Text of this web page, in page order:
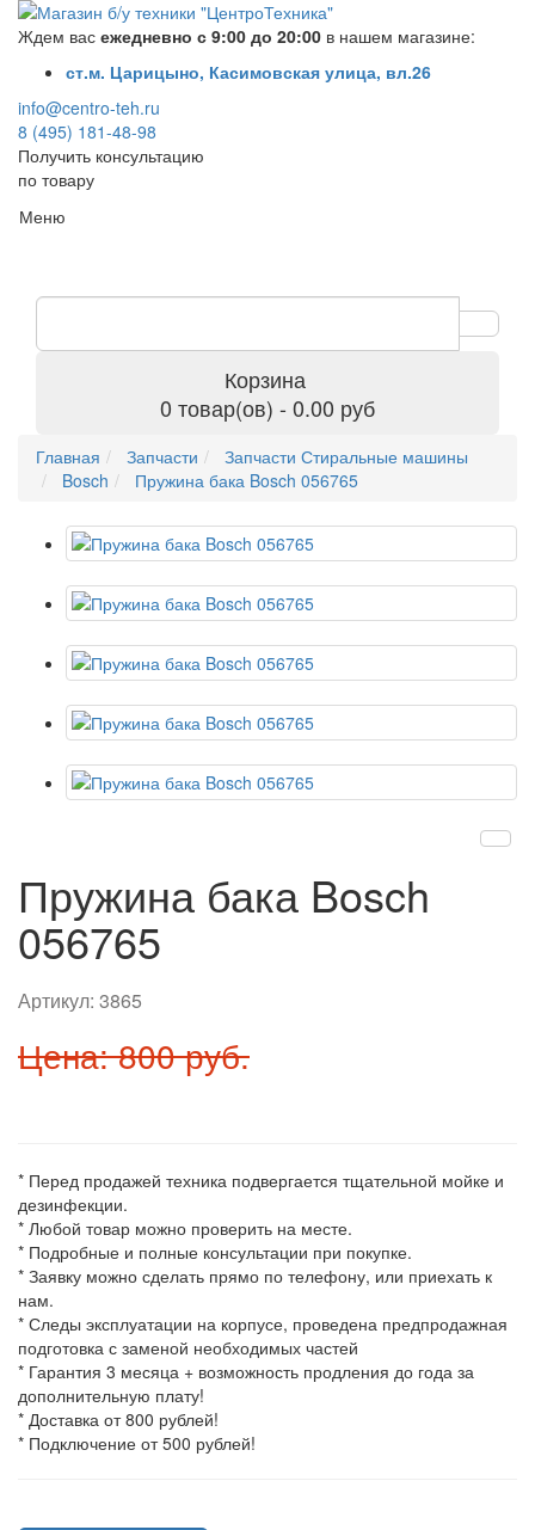
Ждем вас ежедневно с 9:00 до 20:00 в нашем магазине:
ст.м. Царицыно, Касимовская улица, вл.26
info@centro-teh.ru
8 (495) 181-48-98
Получить консультацию
по товару
Меню
Корзина
0 товар(ов) - 0.00 руб
Главная Запчасти
Запчасти Стиральные машины
Bosch
Пружина бака Bosch 056765
Пружина бака Bosch
056765
Артикул: 3865
Цена: 800 руб.
* Перед продажей техника подвергается тщательной мойке и
дезинфекции.
* Любой товар можно проверить на месте.
* Подробные и полные консультации при покупке.
* Заявку можно сделать прямо по телефону, или приехать к
нам.
* Следы эксплуатации на корпусе, проведена предпродажная
подготовка с заменой необходимых частей
* Гарантия 3 месяца + возможность продления до года за
дополнительную плату!
* Доставка от 800 рублей!
* Подключение от 500 рублей!